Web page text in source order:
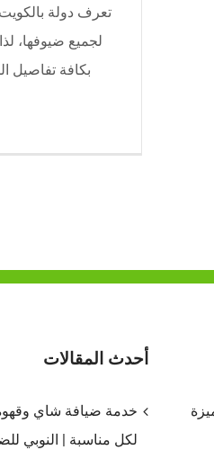
تعرف دولة
لجميع ضيوفها،
بكافة تفاصيل
أحدث المقالات
خدمة ضيافة شاي
لكل مناسبة | النوبي